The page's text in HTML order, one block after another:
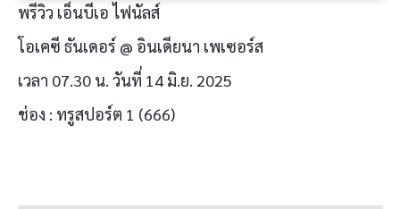
พรีวิว เอ็นบีเอ ไฟนัลส์
โอเคซี ธันเดอร์ @ อินเดียนา เพเซอร์ส
เวลา 07.30 น. วันที่ 14 มิ.ย. 2025
ช่อง : ทรูสปอร์ต 1 (666)